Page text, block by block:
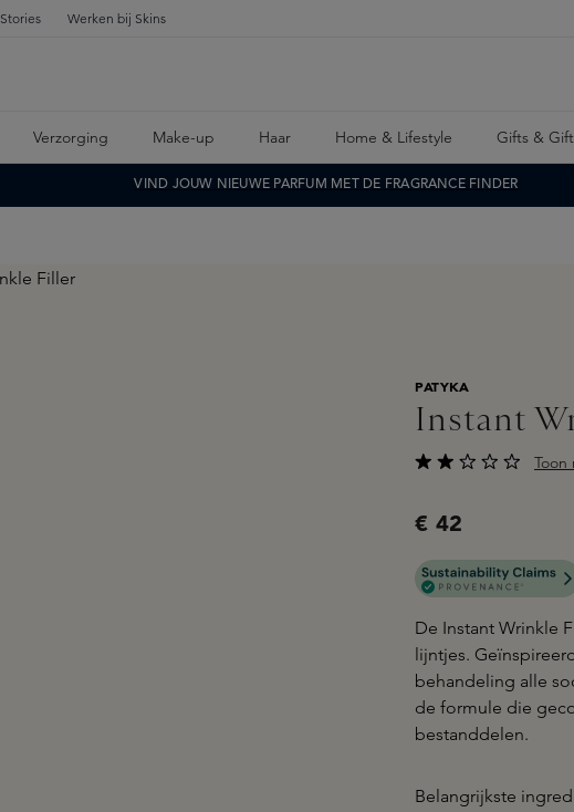
Stories Werken bij Skins
Verzorging Make-up Haar Home & Lifestyle Gifts &
VIND JOUW NIEUWE PARFUM MET DE FRAGRANCE FINDER
PATYKA
Instant
Toon
€ 42
De Instant Wrinkle
lijntjes.
behandeling alle
de formule die
bestanddelen.
Belangrijkste